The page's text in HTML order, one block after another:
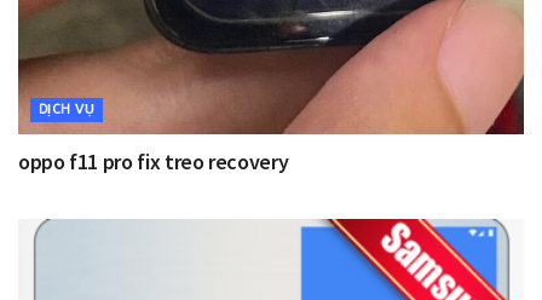
DỊCH VỤ
oppo f11 pro fix treo recovery